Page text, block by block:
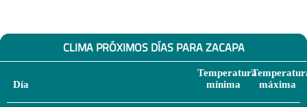
CLIMA PRÓXIMOS DÍAS PARA ZACAPA
Día
Temperatura
mínima
máxima